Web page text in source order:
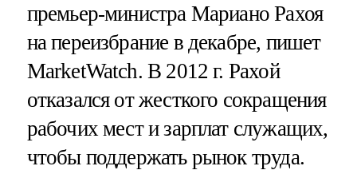
премьер-министра Мариано Рахоя
на переизбрание в декабре, пишет
MarketWatch. В 2012 г. Рахой
отказался от жесткого сокращения
рабочих мест и зарплат служащих,
чтобы поддержать рынок труда.